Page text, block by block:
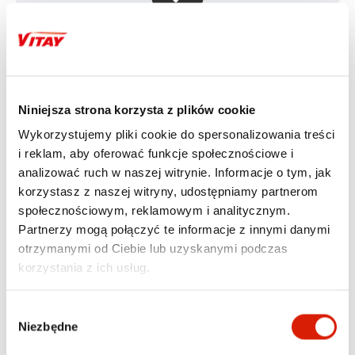
Niniejsza strona korzysta z plików cookie
Wykorzystujemy pliki cookie do spersonalizowania treści
i reklam, aby oferować funkcje społecznościowe i
analizować ruch w naszej witrynie. Informacje o tym, jak
korzystasz z naszej witryny, udostępniamy partnerom
społecznościowym, reklamowym i analitycznym.
Partnerzy mogą połączyć te informacje z innymi danymi
otrzymanymi od Ciebie lub uzyskanymi podczas
korzystania z ich usług.
zgody
Niezbędne
szczególnie zalecana do sportowych silników
motocyklowych najnowszej generacji. Posiada
doskonałe właściwości niskotemperaturowe
pozwalające chronić poszczególne elementy silnika
nawet w najtrudniejszych warunkach eksploatacji.
Dzięki formule HTS (High Temperature Stability) olej
zachowuje właściwości wytrzymałościowe w
wysokich zakresach temperatur, również podczas
sportów motocyklowych, jednocześnie zapewniając
maksymalną ochronę silnika i skrzyni biegów.
Organization). Posiada gwarancję wytrzymałości
potwierdzoną przez zespół motocyklowy „ORLEN